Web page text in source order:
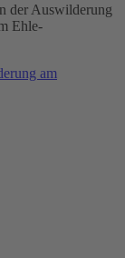
der Auswilderung
Ehle-
am